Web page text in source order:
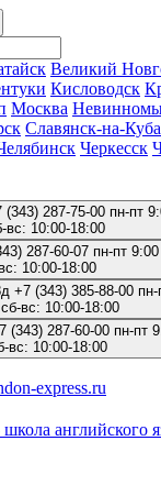
Великий
Кисловодск
Москва
Славянск-на-
Черкесск
(343) 287-75-00 пн-пт
вс: 10:00-18:00
287-60-07 пн-пт
10:00-18:00
+7 (343) 385-88-00
сб-вс: 10:00-18:00
(343) 287-60-00 пн-пт
вс: 10:00-18:00
express.ru